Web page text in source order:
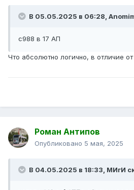
В 05.05.2025 в 06:28,
с988 в 17 АП
Что абсолютно логично, в отличие
Роман Антипов
Опубликовано 5 мая, 2025
В 04.05.2025 в 18:33, МИгИ